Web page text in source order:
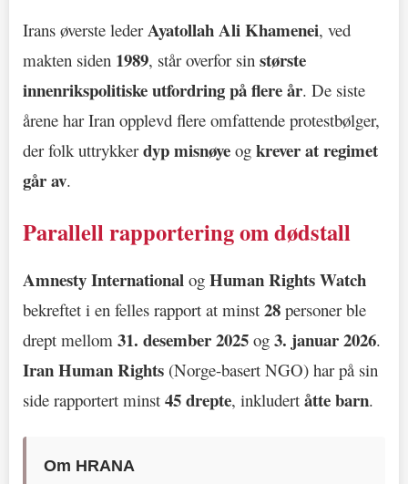
Irans øverste lederAyatollah Ali Khamenei, ved
makten siden 1989, står overfor sin største
innenrikspolitiske utfordring på flere år. De siste
årene har Iran opplevd flere omfattende protestbølger,
der folk uttrykkerdyp misnøye og krever at regimet
går av.
Parallell rapportering om dødstall
Amnesty International og Human Rights Watch
bekreftet i en felles rapport at minst 28 personer ble
drept mellom 31. desember 2025 og 3. januar 2026.
Iran Human Rights (Norge-basert NGO) har på sin
side rapportert minst 45 drepte, inkludert åtte barn.
Om HRANA